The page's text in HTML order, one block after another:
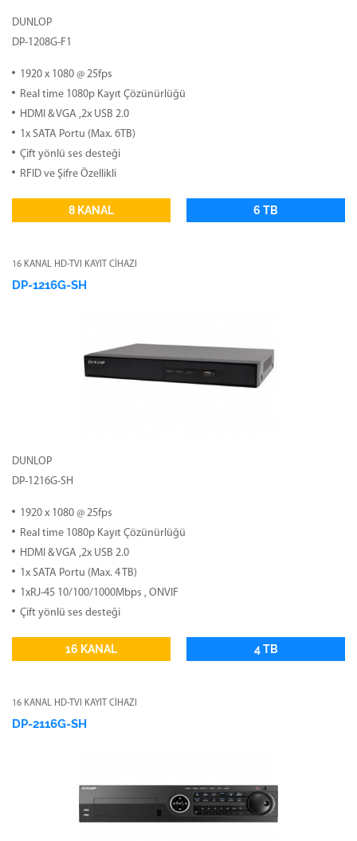
DUNLOP
DP-1208G-F1
1920 x 1080 @ 25fps
Real time 1080p Kayıt Çözünürlüğü
HDMI & VGA ,2x USB 2.0
1x SATA Portu (Max. 6TB)
Çift yönlü ses desteği
RFID ve Şifre Özellikli
8 KANAL 6 TB
16 KANAL HD-TVI KAYIT CİHAZI
DP-1216G-SH
DUNLOP
DP-1216G-SH
1920 x 1080 @ 25fps
Real time 1080p Kayıt Çözünürlüğü
HDMI & VGA ,2x USB 2.0
1x SATA Portu (Max. 4 TB)
1xRJ-45 10/100/1000Mbps , ONVIF
Çift yönlü ses desteği
16 KANAL 4 TB
16 KANAL HD-TVI KAYIT CİHAZI
DP-2116G-SH